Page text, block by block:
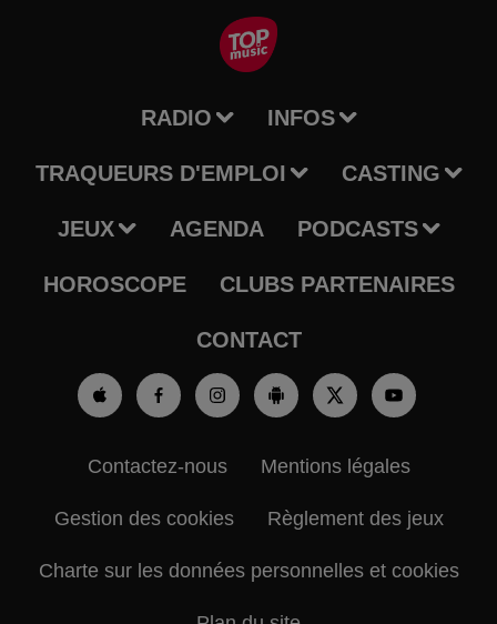
RADIO INFOS
TRAQUEURS D'EMPLOI CASTING
JEUX AGENDA PODCASTS
HOROSCOPE CLUBS PARTENAIRES
CONTACT
Contactez-nous Mentions légales
Gestion des cookies Règlement des jeux
Charte sur les données personnelles et cookies